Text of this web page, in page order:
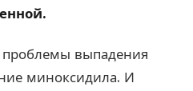
выпадения
миноксидила. И